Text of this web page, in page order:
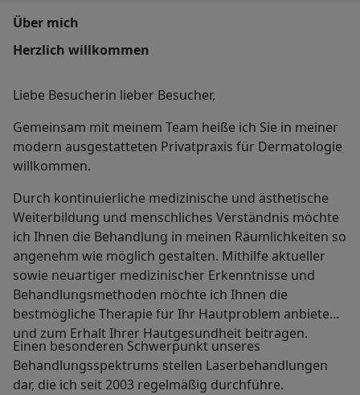
Über mich
Herzlich willkommen
Liebe Besucherin lieber Besucher,
Gemeinsam mit meinem Team heiße ich Sie in meiner
modern ausgestatteten Privatpraxis für Dermatologie
willkommen.
Durch kontinuierliche medizinische und ästhetische
Weiterbildung und menschliches Verständnis möchte
ich Ihnen die Behandlung in meinen Räumlichkeiten so
angenehm wie möglich gestalten. Mithilfe aktueller
sowie neuartiger medizinischer Erkenntnisse und
Behandlungsmethoden möchte ich Ihnen die
bestmögliche Therapie für Ihr Hautproblem anbieten
und zum Erhalt Ihrer Hautgesundheit beitragen.
Einen besonderen Schwerpunkt unseres
Behandlungsspektrums stellen Laserbehandlungen
dar, die ich seit 2003 regelmäßig durchführe.